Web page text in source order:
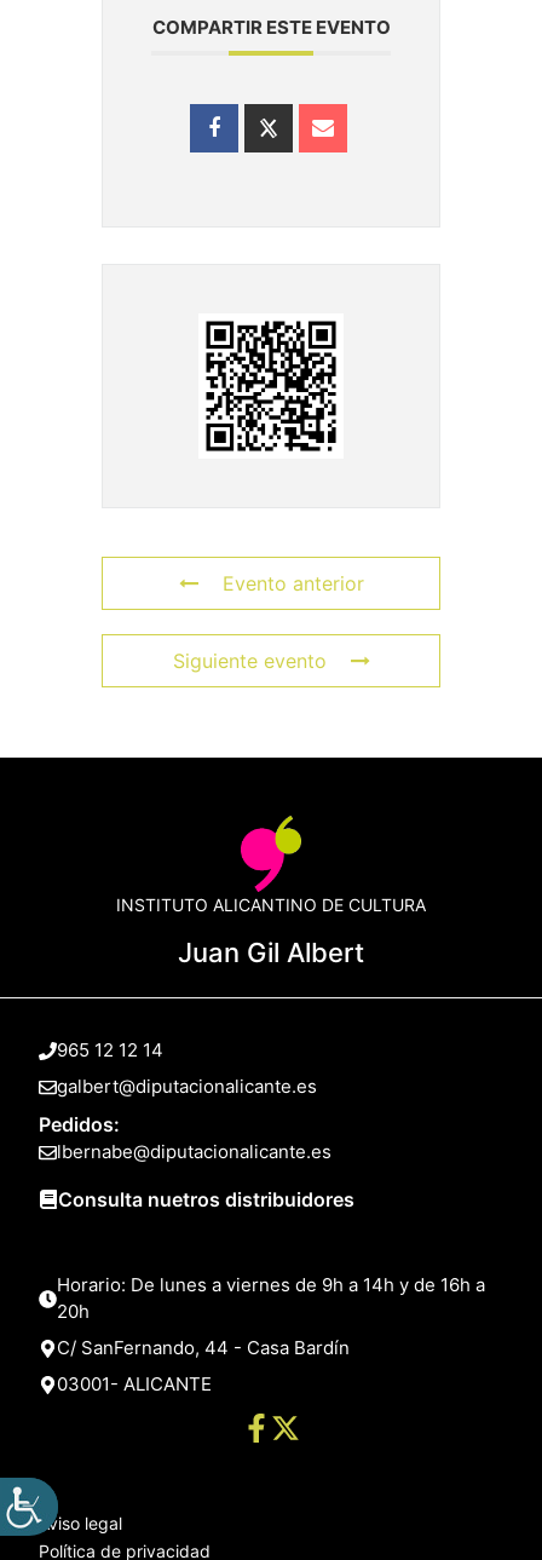
COMPARTIR ESTE EVENTO
Evento anterior
Siguiente evento
INSTITUTO ALICANTINO DE CULTURA
Juan Gil Albert
965 12 12 14
galbert@diputacionalicante.es
Pedidos:
lbernabe@diputacionalicante.es
Consulta nuetros distribuidores
Horario: De lunes a viernes de 9h a 14h y de 16h a
20h
C/ SanFernando, 44 - Casa Bardín
03001- ALICANTE
Aviso legal
Política de privacidad